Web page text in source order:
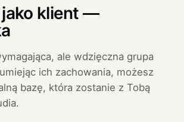
klient —
ale wdzięczna grupa
ich zachowania, możesz
bazę, która zostanie z Tobą